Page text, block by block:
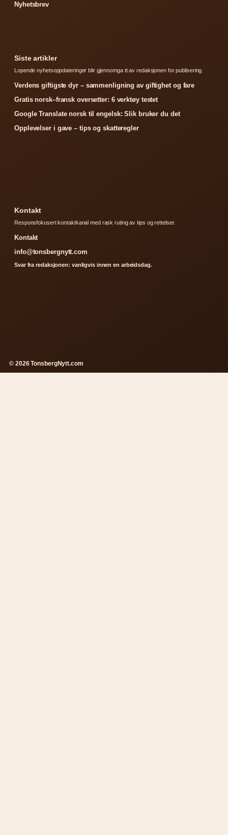
Nyhetsbrev
Siste artikler
Lopende nyhetsoppdateringer blir gjennomga tt av redaksjonen for publisering.
Verdens giftigste dyr – sammenligning av giftighet og fare
Gratis norsk–fransk oversetter: 6 verktøy testet
Google Translate norsk til engelsk: Slik bruker du det
Opplevelser i gave – tips og skatteregler
Kontakt
Responsfokusert kontaktkanal med rask ruting av tips og rettelser.
Kontakt
info@tonsbergnytt.com
Svar fra redaksjonen: vanligvis innen en arbeidsdag.
© 2026 TonsbergNytt.com